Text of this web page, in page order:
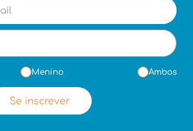
Menino Ambos
Se inscrever